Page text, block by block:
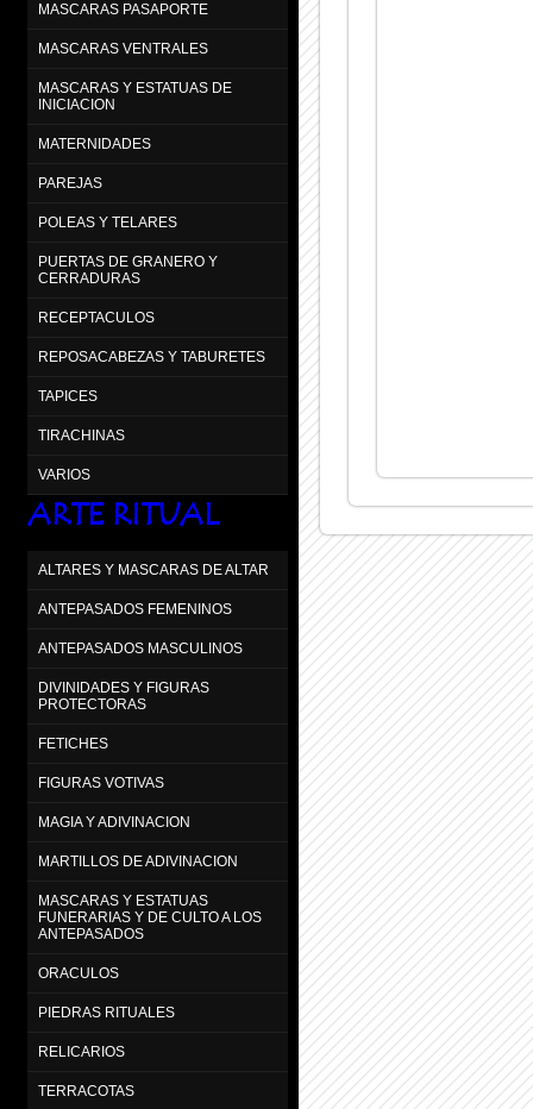
MASCARAS PASAPORTE
MASCARAS VENTRALES
MASCARAS Y ESTATUAS DE
INICIACION
MATERNIDADES
PAREJAS
POLEAS Y TELARES
PUERTAS DE GRANERO Y
CERRADURAS
RECEPTACULOS
REPOSACABEZAS Y TABURETES
TAPICES
TIRACHINAS
VARIOS
ARTE RITUAL
ALTARES Y MASCARAS DE ALTAR
ANTEPASADOS FEMENINOS
ANTEPASADOS MASCULINOS
DIVINIDADES Y FIGURAS
PROTECTORAS
FETICHES
FIGURAS VOTIVAS
MAGIA Y ADIVINACION
MARTILLOS DE ADIVINACION
MASCARAS Y ESTATUAS
FUNERARIAS Y DE CULTO A LOS
ANTEPASADOS
ORACULOS
PIEDRAS RITUALES
RELICARIOS
TERRACOTAS